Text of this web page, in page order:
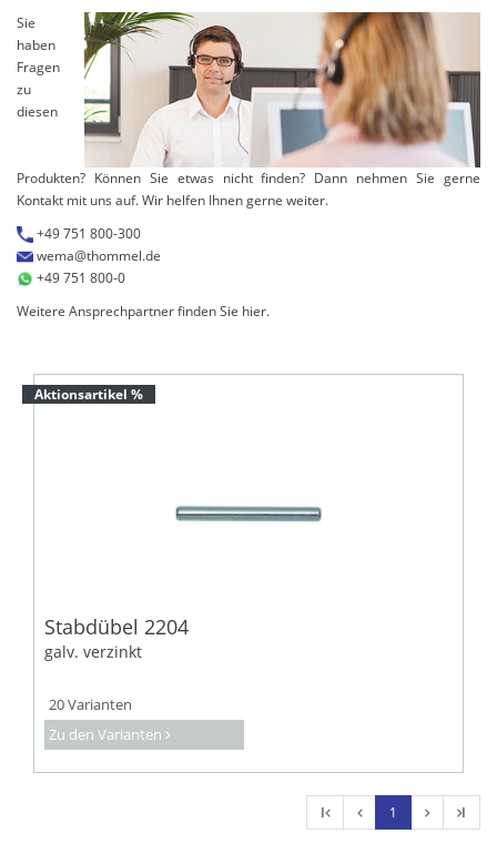
Sie
haben
Fragen
zu
diesen
Produkten? Können Sie etwas nicht finden? Dann nehmen Sie gerne
Kontakt mit uns auf. Wir helfen Ihnen gerne weiter.
+49 751 800-300
wema@thommel.de
+49 751 800-0
Weitere Ansprechpartner finden Sie hier.
Aktionsartikel %
Stabdübel 2204
galv. verzinkt
20 Varianten
Zu den Varianten
l 1 l